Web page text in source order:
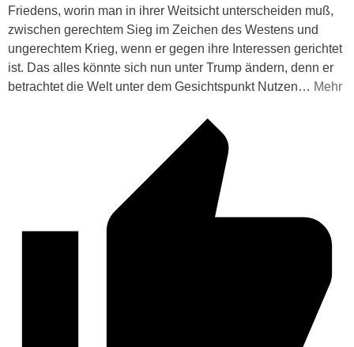
Friedens, worin man in ihrer Weitsicht unterscheiden muß,
zwischen gerechtem Sieg im Zeichen des Westens und
ungerechtem Krieg, wenn er gegen ihre Interessen gerichtet
ist. Das alles könnte sich nun unter Trump ändern, denn er
betrachtet die Welt unter dem Gesichtspunkt Nutzen… Mehr